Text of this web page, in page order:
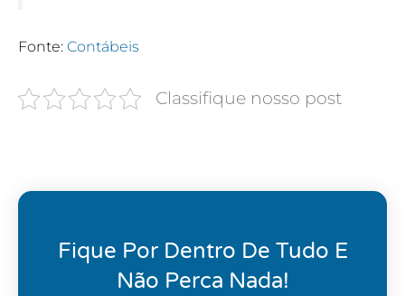
Fonte: Contábeis
Classifique nosso post
Fique Por Dentro De Tudo E
Não Perca Nada!